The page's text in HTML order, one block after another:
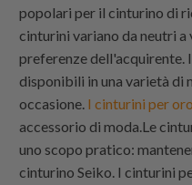
popolari per il cinturino di
cinturini variano da neutri a
preferenze dell'acquirente.
disponibili in una varietà di
occasione. I cinturini per
accessorio di moda.Le
uno scopo pratico:
cinturino Seiko. I cinturini